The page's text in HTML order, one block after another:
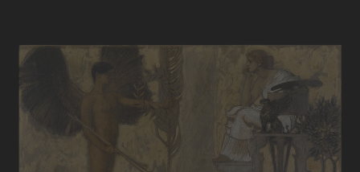
Startseite